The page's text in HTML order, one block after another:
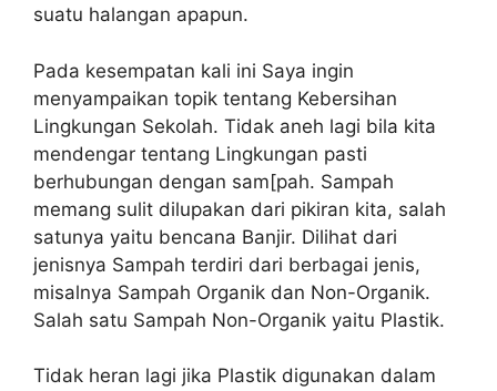
suatu halangan apapun.
Pada kesempatan kali ini Saya ingin
menyampaikan topik tentang Kebersihan
Lingkungan Sekolah. Tidak aneh lagi bila kita
mendengar tentang Lingkungan pasti
berhubungan dengan sam[pah. Sampah
memang sulit dilupakan dari pikiran kita, salah
satunya yaitu bencana Banjir. Dilihat dari
jenisnya Sampah terdiri dari berbagai jenis,
misalnya Sampah Organik dan Non-Organik.
Salah satu Sampah Non-Organik yaitu Plastik.
Tidak heran lagi jika Plastik digunakan dalam